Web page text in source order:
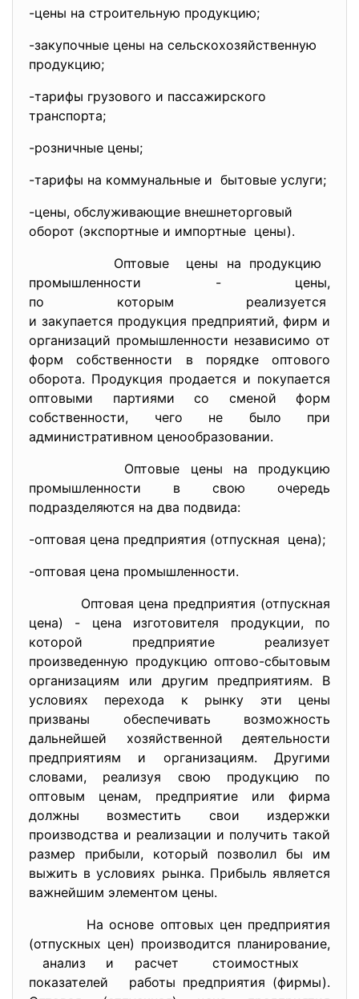
-цены на строительную продукцию;
-закупочные цены на сельскохозяйственную
продукцию;
-тарифы грузового и пассажирского
транспорта;
-розничные цены;
-тарифы на коммунальные и бытовые услуги;
-цены, обслуживающие внешнеторговый
оборот (экспортные и импортные цены).
Оптовые цены на продукцию
промышленности - цены,
по которым реализуется
и закупается продукция предприятий, фирм и
организаций промышленности независимо от
форм собственности в порядке оптового
оборота. Продукция продается и покупается
оптовыми партиями со сменой форм
собственности, чего не было при
административном ценообразовании.
Оптовые цены на продукцию
промышленности в свою очередь
подразделяются на два подвида:
-оптовая цена предприятия (отпускная цена);
-оптовая цена промышленности.
Оптовая цена предприятия (отпускная
цена) - цена изготовителя продукции, по
которой предприятие реализует
произведенную продукцию оптово-сбытовым
организациям или другим предприятиям. В
условиях перехода к рынку эти цены
призваны обеспечивать возможность
дальнейшей хозяйственной деятельности
предприятиям и организациям. Другими
словами, реализуя свою продукцию по
оптовым ценам, предприятие или фирма
должны возместить свои издержки
производства и реализации и получить такой
размер прибыли, который позволил бы им
выжить в условиях рынка. Прибыль является
важнейшим элементом цены.
На основе оптовых цен предприятия
(отпускных цен) производится планирование,
анализ и расчет стоимостных
показателей работы предприятия (фирмы).